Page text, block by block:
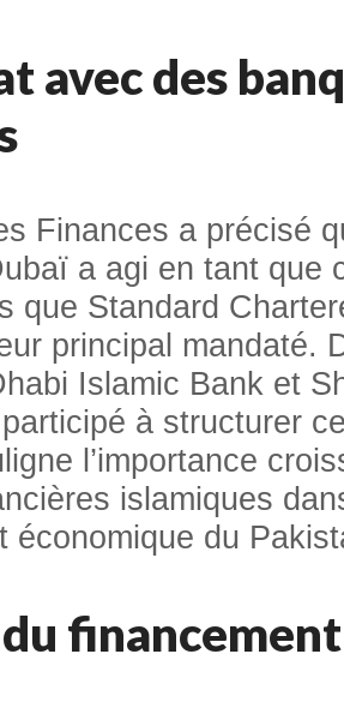
avec des
Finances a précisé
a agi en tant que
que Standard
principal mandaté.
Islamic Bank et
à structurer
l’importance
islamiques
économique du
financement